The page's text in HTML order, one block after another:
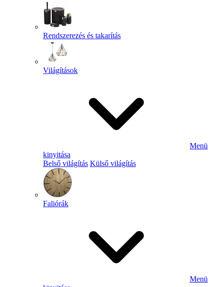
Rendszerezés és takarítás
Világítások
Menü
kinyitása
Belső világítás Külső világítás
Faliórák
Menü